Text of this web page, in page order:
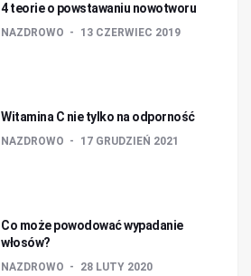
4 teorie o powstawaniu nowotworu
NAZDROWO 13 CZERWIEC 2019
Witamina C nie tylko na odporność
NAZDROWO 17 GRUDZIEŃ 2021
Co może powodować wypadanie
włosów?
NAZDROWO 28 LUTY 2020